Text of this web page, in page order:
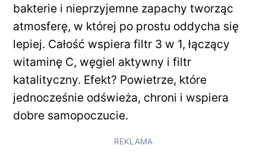
bakterie i nieprzyjemne zapachy tworząc
atmosferę, w której po prostu oddycha się
lepiej. Całość wspiera filtr 3 w 1, łączący
witaminę C, węgiel aktywny i filtr
katalityczny. Efekt? Powietrze, które
jednocześnie odświeża, chroni i wspiera
dobre samopoczucie.
REKLAMA